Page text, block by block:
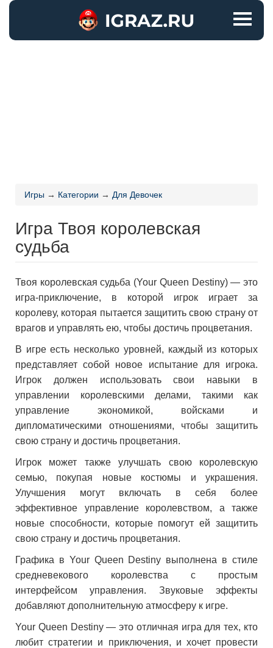
Игры → Категории → Для Девочек
Игра Твоя королевская
судьба
Твоя королевская судьба (Your Queen Destiny) — это
игра-приключение, в которой игрок играет за
королеву, которая пытается защитить свою страну от
врагов и управлять ею, чтобы достичь процветания.
В игре есть несколько уровней, каждый из которых
представляет собой новое испытание для игрока.
Игрок должен использовать свои навыки в
управлении королевскими делами, такими как
управление экономикой, войсками и
дипломатическими отношениями, чтобы защитить
свою страну и достичь процветания.
Игрок может также улучшать свою королевскую
семью, покупая новые костюмы и украшения.
Улучшения могут включать в себя более
эффективное управление королевством, а также
новые способности, которые помогут ей защитить
свою страну и достичь процветания.
Графика в Your Queen Destiny выполнена в стиле
средневекового королевства с простым
интерфейсом управления. Звуковые эффекты
добавляют дополнительную атмосферу к игре.
Your Queen Destiny — это отличная игра для тех, кто
любит стратегии и приключения, и хочет провести